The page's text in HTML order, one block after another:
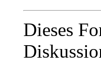
Dieses